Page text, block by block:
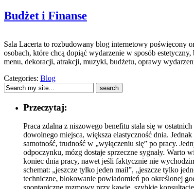
Budżet i Finanse
Sala Lacerta to rozbudowany blog internetowy poświęcony
osobach, które chcą dopiąć wydarzenie w sposób
menu, dekoracji, atrakcji, muzyki, budżetu, oprawy
Categories: Blog
Przeczytaj:
Praca zdalna z niszowego benefitu stała się w
dowolnego miejsca, większa elastyczność dnia.
samotność, trudność w „wyłączeniu się” po pracy.
odpoczynku, mózg dostaje sprzeczne sygnały. Warto
koniec dnia pracy, nawet jeśli faktycznie nie
schemat: „jeszcze tylko jeden mail”, „jeszcze tylko
techniczne, blokowanie powiadomień po określonej